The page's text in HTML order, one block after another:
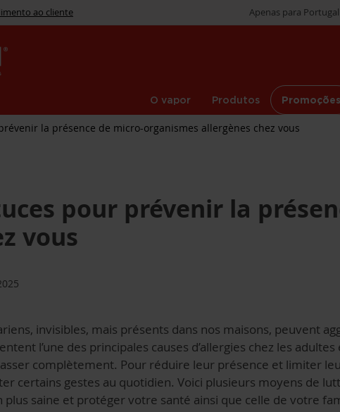
ao cliente Apenas para
O vapor Produtos Promoções
la présence de micro-organismes allergènes chez vous
pour prévenir la
vous
invisibles, mais présents dans nos maisons, peuvent
l’une des principales causes d’allergies chez les
complètement. Pour réduire leur présence et limiter
certains gestes au quotidien. Voici plusieurs moyens de
plus saine et protéger votre santé ainsi que celle de votre